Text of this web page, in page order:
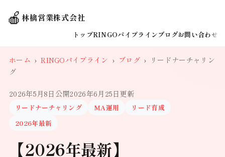
🍎林檎営業株式会社
トップRINGOパイプラインブログお問い合わせ
ホーム › RINGOパイプライン › ブログ › リードナーチャリン
グ
2026年5月8日公開2026年6月25日更新
リードナーチャリング MA運用
リード育成
2026年最新
【2026年最新】